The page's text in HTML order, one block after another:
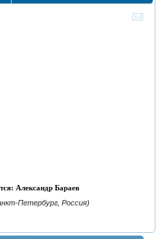
Александр Бараев
Петербург, Россия)